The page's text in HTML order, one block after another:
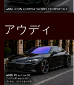
アウディ